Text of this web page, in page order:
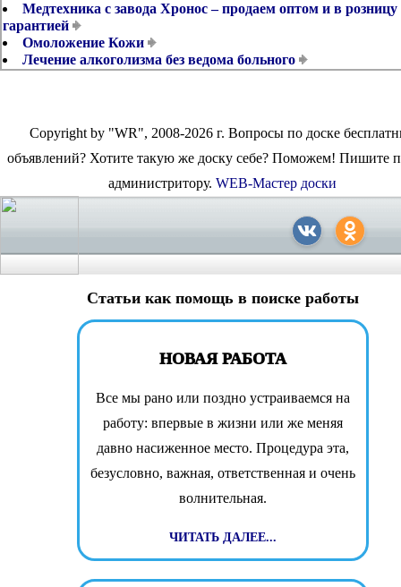
Медтехника с завода Хронос – продаем оптом и в розницу
гарантией
Омоложение Кожи
Лечение алкоголизма без ведома больного
Copyright by "WR", 2008-2026 г. Вопросы по доске
объявлений? Хотите такую же доску себе? Поможем! Пишите
администритору. WEB-Мастер доски
Статьи как помощь в поиске работы
НОВАЯ РАБОТА
Все мы рано или поздно устраиваемся на
работу: впервые в жизни или же меняя
давно насиженное место. Процедура эта,
безусловно, важная, ответственная и очень
волнительная.
ЧИТАТЬ ДАЛЕЕ...